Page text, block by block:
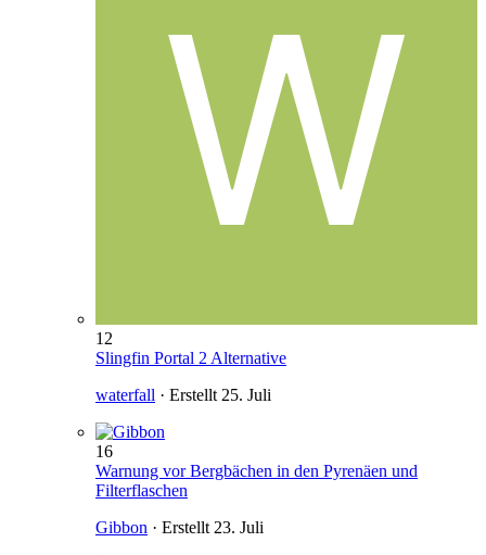
12
Slingfin Portal 2 Alternative
waterfall · Erstellt 25. Juli
16
Warnung vor Bergbächen in den Pyrenäen und
Filterflaschen
Gibbon · Erstellt 23. Juli